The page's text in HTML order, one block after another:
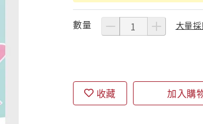
數量 大量
收藏 加入購